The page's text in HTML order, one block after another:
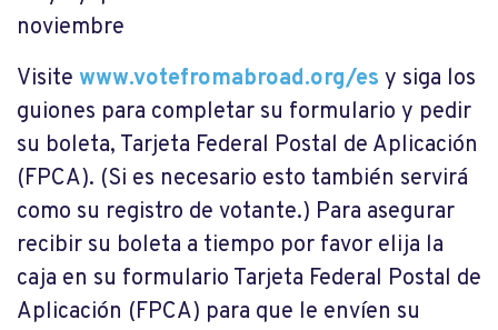
noviembre
Visite www.votefromabroad.org/es y siga los
guiones para completar su formulario y pedir
su boleta, Tarjeta Federal Postal de Aplicación
(FPCA). (Si es necesario esto también servirá
como su registro de votante.) Para asegurar
recibir su boleta a tiempo por favor elija la
caja en su formulario Tarjeta Federal Postal de
Aplicación (FPCA) para que le envíen su